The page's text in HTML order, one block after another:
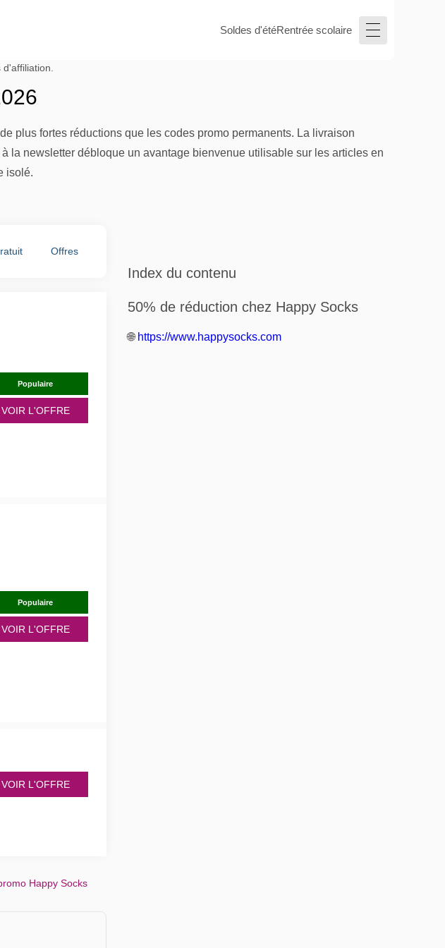
Soldes d'étéRentrée scolaire
d'affiliation.
plus fortes réductions que les codes promo permanents. La livraison
la newsletter débloque un avantage bienvenue utilisable sur les articles en
isolé.
Offres
Populaire
VOIR L'OFFRE
Populaire
VOIR L'OFFRE
VOIR L'OFFRE
Happy Socks
Index du contenu
50% de réduction chez Happy Socks
🌐 https://www.happysocks.com